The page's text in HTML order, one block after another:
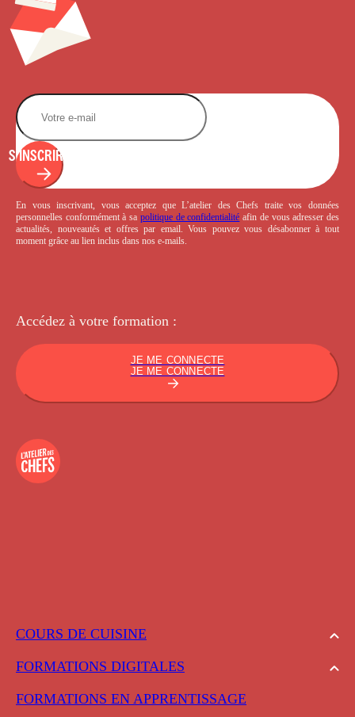
COURS DE CUISINE
FORMATIONS DIGITALES
FORMATIONS EN APPRENTISSAGE
S'INSCRIRE
En vous inscrivant, vous acceptez que L’atelier des Chefs traite vos données
personnelles conformément à sa politique de confidentialité afin de vous adresser des
actualités, nouveautés et offres par email. Vous pouvez vous désabonner à tout
moment grâce au lien inclus dans nos e-mails.
Accédez à votre formation :
JE ME CONNECTE
JE ME CONNECTE